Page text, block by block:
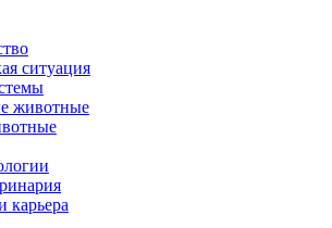
ситуация
животные
карьера